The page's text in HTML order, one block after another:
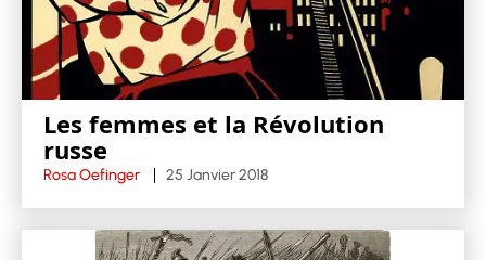
Les femmes et la Révolution
russe
Rosa Oefinger 25 Janvier 2018